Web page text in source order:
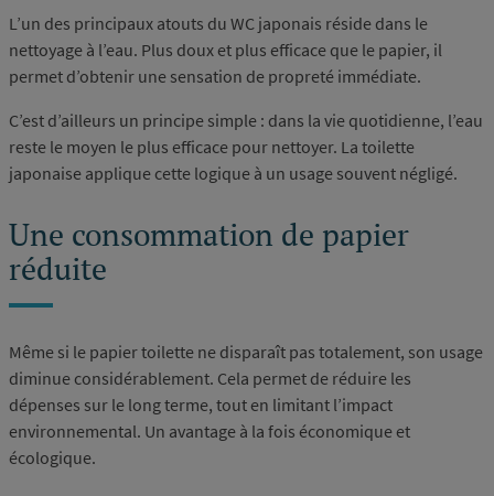
L’un des principaux atouts du WC japonais réside dans le
nettoyage à l’eau. Plus doux et plus efficace que le papier, il
permet d’obtenir une sensation de propreté immédiate.
C’est d’ailleurs un principe simple : dans la vie quotidienne, l’eau
reste le moyen le plus efficace pour nettoyer. La toilette
japonaise applique cette logique à un usage souvent négligé.
Une consommation de papier
réduite
Même si le papier toilette ne disparaît pas totalement, son usage
diminue considérablement. Cela permet de réduire les
dépenses sur le long terme, tout en limitant l’impact
environnemental. Un avantage à la fois économique et
écologique.